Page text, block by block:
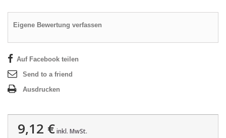
Eigene Bewertung verfassen
Auf Facebook teilen
Send to a friend
Ausdrucken
9,12 €inkl. MwSt.